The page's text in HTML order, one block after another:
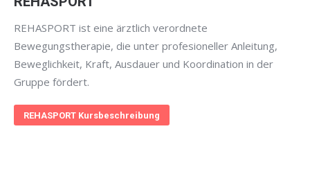
REHASPORT ist eine ärztlich verordnete
Bewegungstherapie, die unter profesioneller Anleitung,
Beweglichkeit, Kraft, Ausdauer und Koordination in der
Gruppe fördert.
REHASPORT Kursbeschreibung